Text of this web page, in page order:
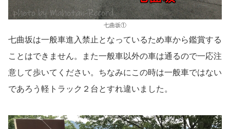
七曲坂①
七曲坂は一般車進入禁止となっているため車から鑑賞する
ことはできません。また一般車以外の車は通るので一応注
意して歩いてください。ちなみにこの時は一般車ではない
であろう軽トラック２台とすれ違いました。